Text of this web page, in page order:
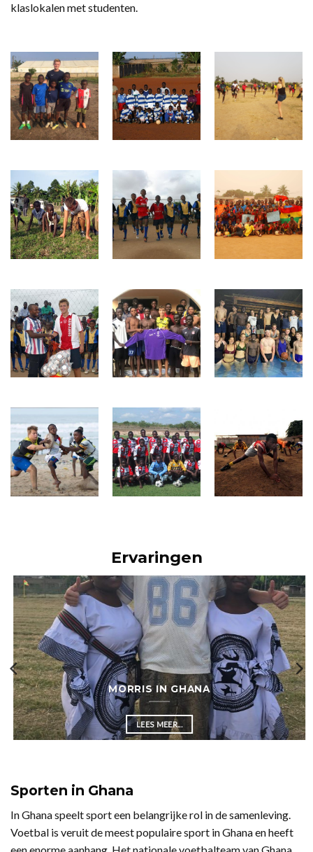
klaslokalen met studenten.
Sporten in Ghana
In Ghana speelt sport een belangrijke rol in de samenleving.
Voetbal is veruit de meest populaire sport in Ghana en heeft
Ervaringen
MORRIS IN GHANA
LEES MEER...